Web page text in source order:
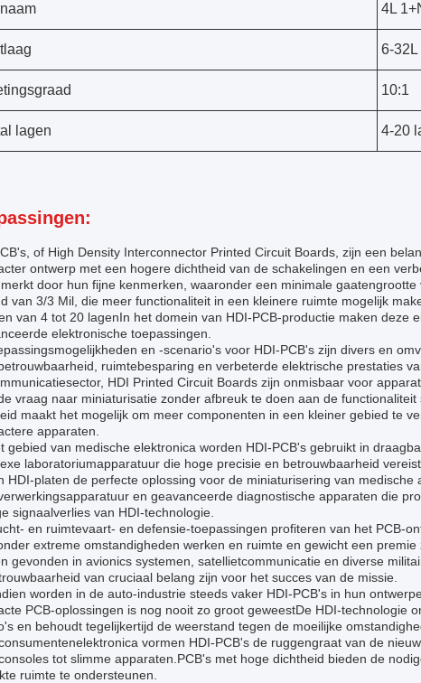
4L
6-32L
10:1
lagen 4-20
of High Density Interconnector Printed Circuit Boards, zijn een
ontwerp met een hogere dichtheid van de schakelingen en een
door hun fijne kenmerken, waaronder een minimale
van 3/3 Mil, die meer functionaliteit in een kleinere ruimte mogelijk
van 4 tot 20 lagenIn het domein van HDI-PCB-productie maken deze
elektronische toepassingen.
en -scenario's voor HDI-PCB's zijn divers en
ruimtebesparing en verbeterde elektrische prestaties
HDI Printed Circuit Boards zijn onmisbaar voor
vraag naar miniaturisatie zonder afbreuk te doen aan de
maakt het mogelijk om meer componenten in een kleiner gebied te
apparaten.
gebied van medische elektronica worden HDI-PCB's gebruikt in
laboratoriumapparatuur die hoge precisie en betrouwbaarheid
HDI-platen de perfecte oplossing voor de miniaturisering van medische
en geavanceerde diagnostische apparaten die
signaalverlies van HDI-technologie.
en ruimtevaart- en defensie-toepassingen profiteren van het PCB-
extreme omstandigheden werken en ruimte en gewicht een
gevonden in avionics systemen, satellietcommunicatie en diverse
van cruciaal belang zijn voor het succes van de missie.
worden in de auto-industrie steeds vaker HDI-PCB's in hun
PCB-oplossingen is nog nooit zo groot geweestDe HDI-technologie
en behoudt tegelijkertijd de weerstand tegen de moeilijke
vormen HDI-PCB's de ruggengraat van de
tot slimme apparaten.PCB's met hoge dichtheid bieden de
ruimte te ondersteunen.